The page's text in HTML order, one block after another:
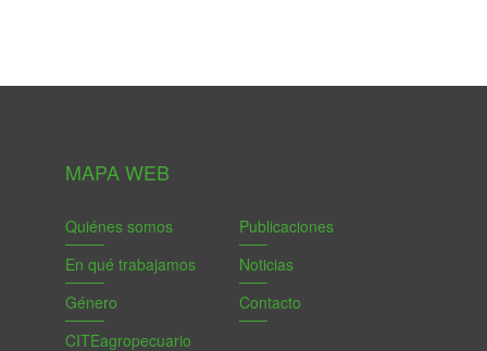
MAPA WEB
Quiénes somos
En qué trabajamos
Género
CITEagropecuario
Publicaciones
Noticias
Contacto